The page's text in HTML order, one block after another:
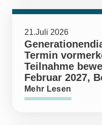
21.Juli 2026
Termin
Teilnahme
Februar 2027,
Mehr Lesen